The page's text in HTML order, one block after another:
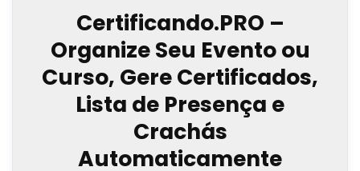
Certificando.PRO –
Organize Seu Evento ou
Curso, Gere Certificados,
Lista de Presença e
Crachás
Automaticamente